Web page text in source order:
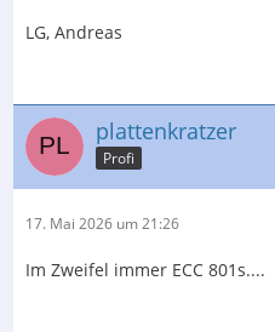
LG, Andreas
plattenkratzer
Profi
17. Mai 2026 um 21:26
Im Zweifel immer ECC 801s....